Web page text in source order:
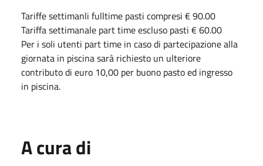
Tariffe settimanli fulltime pasti compresi € 90.00
Tariffa settimanale part time escluso pasti € 60.00
Per i soli utenti part time in caso di partecipazione alla
giornata in piscina sarà richiesto un ulteriore
contributo di euro 10,00 per buono pasto ed ingresso
in piscina.
A cura di